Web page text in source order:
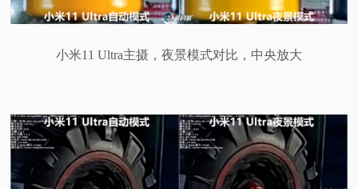
小米11 Ultra主摄，夜景模式对比，中央放大